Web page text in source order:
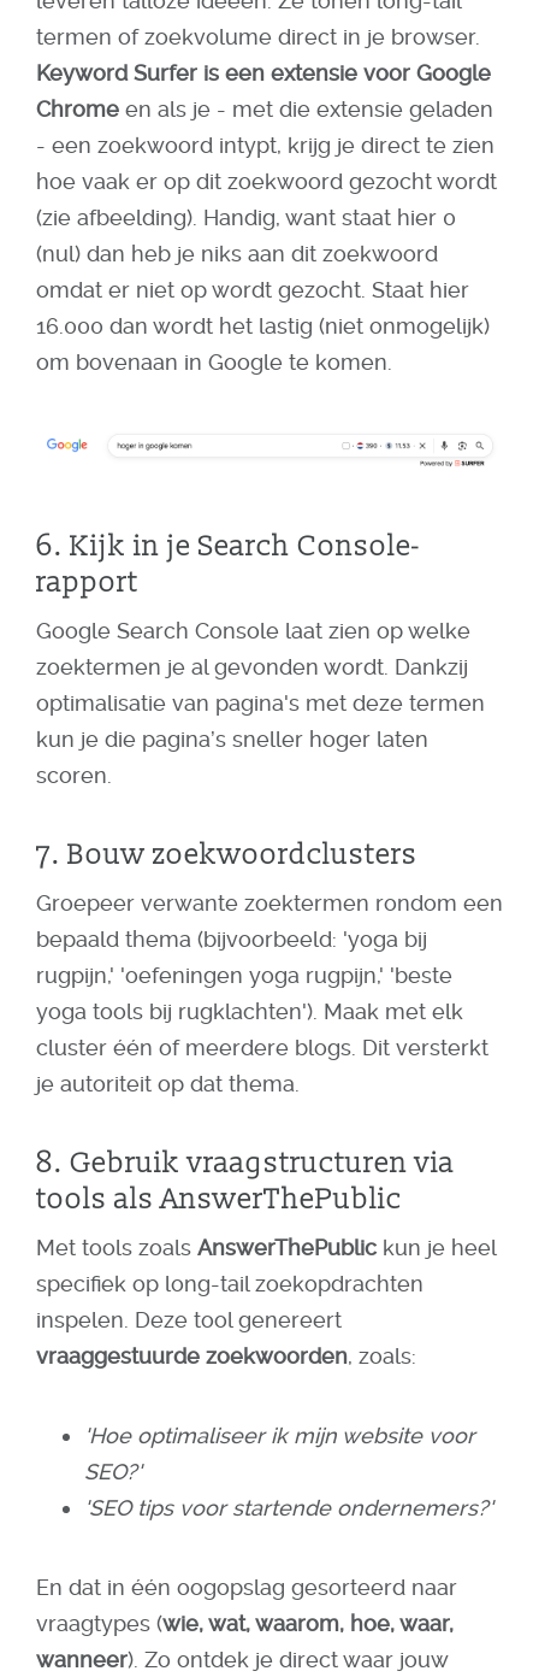
termen of zoekvolume direct in je browser.
Keyword Surfer is een extensie voor Google
Chrome en als je - met die extensie geladen
- een zoekwoord intypt, krijg je direct te zien
hoe vaak er op dit zoekwoord gezocht wordt
(zie afbeelding). Handig, want staat hier 0
(nul) dan heb je niks aan dit zoekwoord
omdat er niet op wordt gezocht. Staat hier
16.000 dan wordt het lastig (niet onmogelijk)
om bovenaan in Google te komen.
6. Kijk in je Search Console-
rapport
Google Search Console laat zien op welke
zoektermen je al gevonden wordt. Dankzij
optimalisatie van pagina's met deze termen
kun je die pagina’s sneller hoger laten
scoren.
7. Bouw zoekwoordclusters
Groepeer verwante zoektermen rondom een
bepaald thema (bijvoorbeeld: 'yoga bij
rugpijn,' 'oefeningen yoga rugpijn,' 'beste
yoga tools bij rugklachten'). Maak met elk
cluster één of meerdere blogs. Dit versterkt
je autoriteit op dat thema.
8. Gebruik vraagstructuren via
tools als AnswerThePublic
Met tools zoals AnswerThePublic kun je heel
specifiek op long-tail zoekopdrachten
inspelen. Deze tool genereert
vraaggestuurde zoekwoorden, zoals:
'Hoe optimaliseer ik mijn website voor
SEO?'
'SEO tips voor startende ondernemers?'
En dat in één oogopslag gesorteerd naar
vraagtypes (wie, wat, waarom, hoe, waar,
wanneer). Zo ontdek je direct waar jouw